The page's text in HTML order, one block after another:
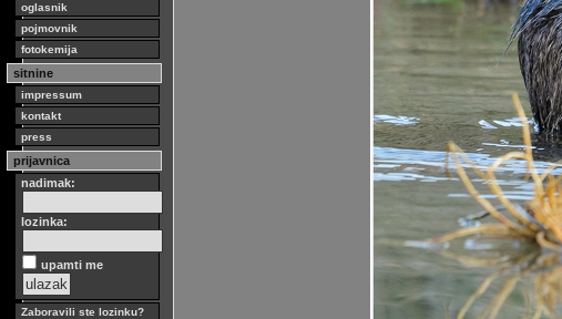
oglasnik
pojmovnik
fotokemija
sitnine
impressum
kontakt
press
prijavnica
nadimak:
lozinka:
upamti me
Zaboravili ste lozinku?